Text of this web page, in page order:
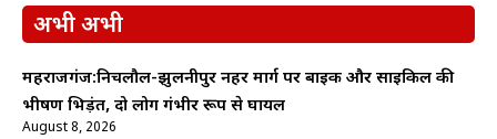
अभी अभी
महराजगंज:निचलौल-झुलनीपुर नहर मार्ग पर बाइक और साइकिल की
भीषण भिड़ंत, दो लोग गंभीर रूप से घायल
August 8, 2026